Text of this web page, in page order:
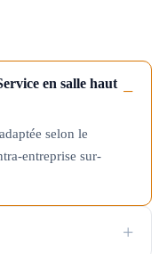
en salle haut
selon le
entreprise sur-